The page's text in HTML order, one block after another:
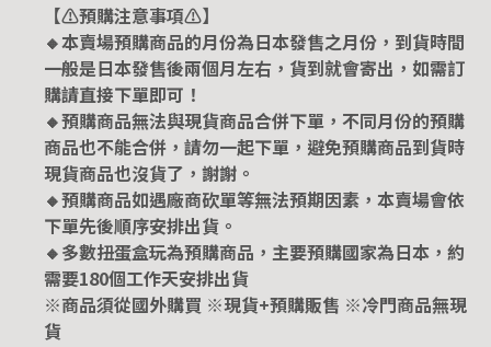
【⚠️預購注意事項⚠️】
🔸本賣場預購商品的月份為日本發售之月份，到貨時間
一般是日本發售後兩個月左右，貨到就會寄出，如需訂
購請直接下單即可！
🔸預購商品無法與現貨商品合併下單，不同月份的預購
商品也不能合併，請勿一起下單，避免預購商品到貨時
現貨商品也沒貨了，謝謝。
🔸預購商品如遇廠商砍單等無法預期因素，本賣場會依
下單先後順序安排出貨。
🔸多數扭蛋盒玩為預購商品，主要預購國家為日本，約
需要180個工作天安排出貨
※商品須從國外購買 ※現貨+預購販售 ※冷門商品無現
貨